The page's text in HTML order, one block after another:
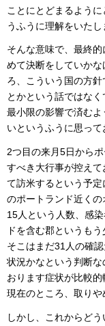
ことにとどまるよう
うふうに理解をいたし
そんな意味で、最終
めて決断をしていか
ろ、こういう国の方
とかという話ではな
最小限の影響で済む
いというふうに思って
2つ目の来月5日から
すべき大行事が控え
て訪米するという予
のポートランド近く
15人という人数、感
ドを含む郡というも
そこはまだ31人の確
状況かなという判断
おります症状が比較的
現在のところ、取りや
しかし、これからど